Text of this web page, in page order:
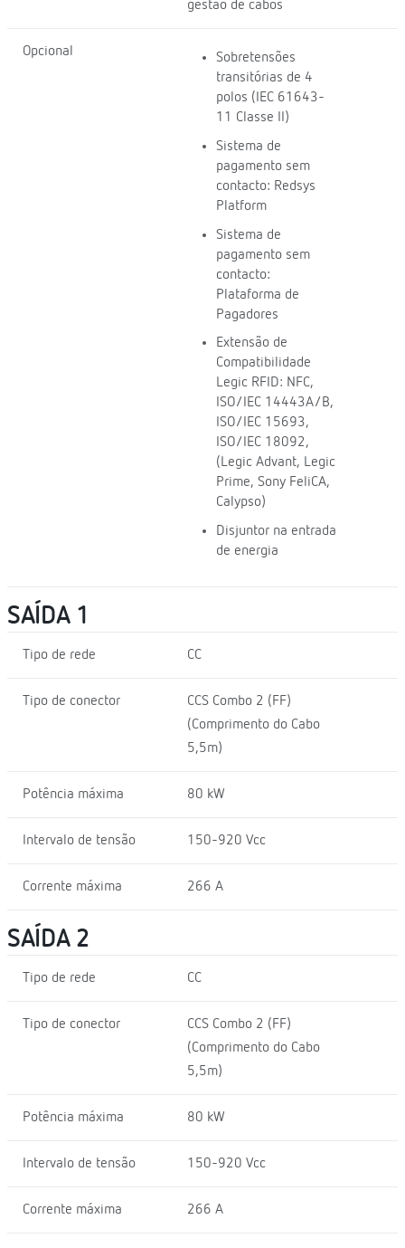
gestão de cabos
Opcional
Sobretensões
transitórias de 4
polos (IEC 61643-
11 Classe II)
Sistema de
pagamento sem
contacto: Redsys
Platform
Sistema de
pagamento sem
contacto:
Plataforma de
Pagadores
Extensão de
Compatibilidade
Legic RFID: NFC,
ISO/IEC 14443A/B,
ISO/IEC 15693,
ISO/IEC 18092,
(Legic Advant, Legic
Prime, Sony FeliCA,
Calypso)
Disjuntor na entrada
de energia
SAÍDA 1
Tipo de rede CC
Tipo de conector
CCS Combo 2 (FF)
(Comprimento do Cabo
5,5m)
Potência máxima 80 kW
Intervalo de tensão 150-920 Vcc
Corrente máxima 266 A
SAÍDA 2
Tipo de rede CC
Tipo de conector
CCS Combo 2 (FF)
(Comprimento do Cabo
5,5m)
Potência máxima 80 kW
Intervalo de tensão 150-920 Vcc
Corrente máxima 266 A